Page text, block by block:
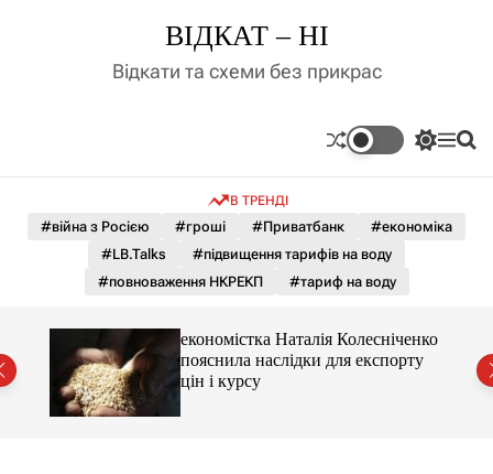
д
у
ВІДКАТ – НІ
Відкати та схеми без прикрас
П
м
к
а
о
л
ь
М П
В ТРЕНДІ
#війна з Росією #гроші #Приватбанк
#економіка
#LB.Talks
#підвищення тарифів на воду
#повноваження НКРЕКП
#тариф на воду
економістка Наталія Колесніченко
пояснила наслідки для експорту
цін і курсу